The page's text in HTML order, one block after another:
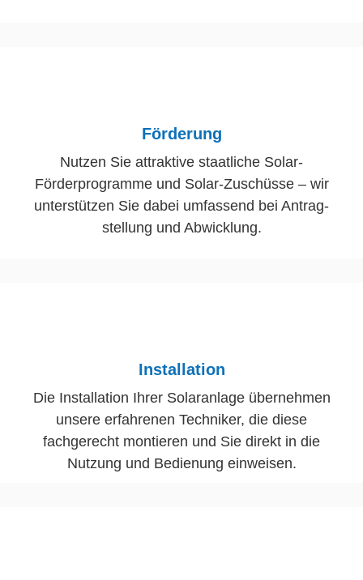
Förderung
Nutzen Sie attraktive staatliche Solar-
Förderprogramme und Solar-Zuschüsse – wir
unterstützen Sie dabei umfassend bei Antrag­
stellung und Abwicklung.
Installation
Die Installation Ihrer Solaranlage übernehmen
unsere erfahrenen Techniker, die diese
fachgerecht montieren und Sie direkt in die
Nutzung und Bedienung einweisen.